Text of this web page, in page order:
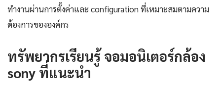
ทำงานผ่านการตั้งค่าและ configuration ที่เหมาะสมตามความ
ต้องการขององค์กร
ทรัพยากรเรียนรู้ จอมอนิเตอร์กล้อง
sony ที่แนะนำ